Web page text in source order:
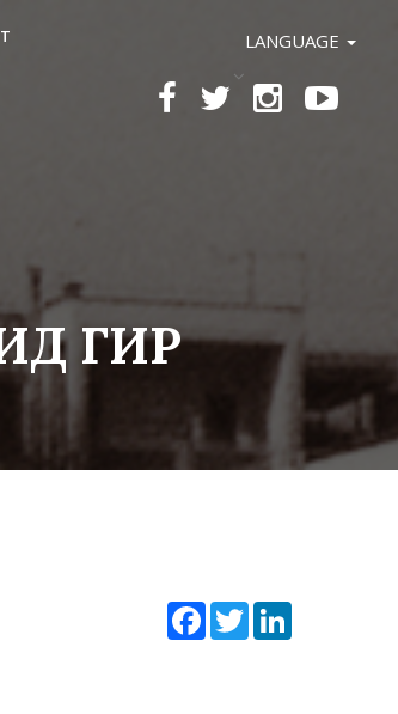
LANGUAGE
ГИР
Facebook
Twitter